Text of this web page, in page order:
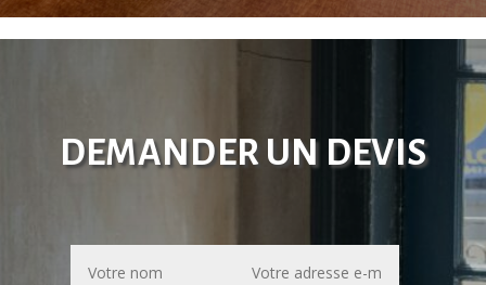
DEMANDER UN DEVIS